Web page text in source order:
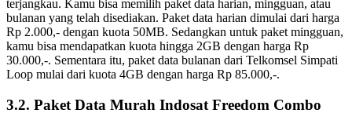
terjangkau. Kamu bisa memilih paket data harian, mingguan, atau
bulanan yang telah disediakan. Paket data harian dimulai dari harga
Rp 2.000,- dengan kuota 50MB. Sedangkan untuk paket mingguan,
kamu bisa mendapatkan kuota hingga 2GB dengan harga Rp
30.000,-. Sementara itu, paket data bulanan dari Telkomsel Simpati
Loop mulai dari kuota 4GB dengan harga Rp 85.000,-.
3.2. Paket Data Murah Indosat Freedom Combo